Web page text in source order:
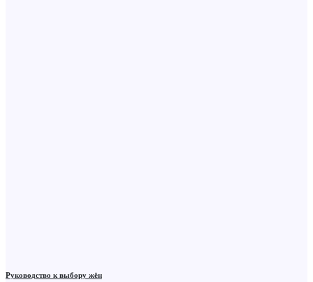
Руководство к выбору жён